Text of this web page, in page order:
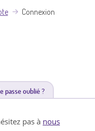
Connexion
passe oublié ?
pas à nous